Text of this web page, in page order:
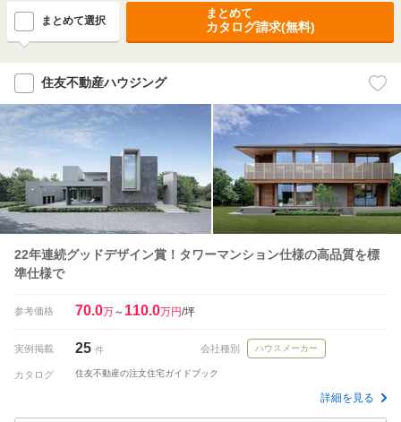
まとめて選択
まとめて
カタログ請求(無料)
住友不動産ハウジング
22年連続グッドデザイン賞！タワーマンション仕様の高品質を標
準仕様で
参考価格 70.0万～ 110.0万円/坪
実例掲載 25 件 会社種別 ハウスメーカー
カタログ 住友不動産の注文住宅ガイドブック
詳細を見る